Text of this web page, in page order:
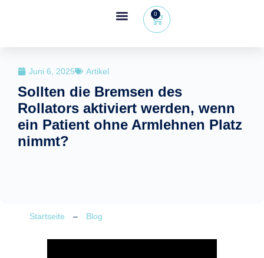
0
Juni 6, 2025 Artikel
Sollten die Bremsen des
Rollators aktiviert werden, wenn
ein Patient ohne Armlehnen Platz
nimmt?
Startseite – Blog